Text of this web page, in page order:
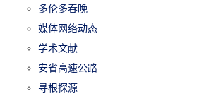
多伦多春晚
媒体网络动态
学术文献
安省高速公路
寻根探源